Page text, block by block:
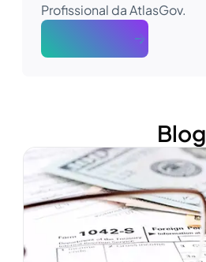
Profissional da AtlasGov.
Blog